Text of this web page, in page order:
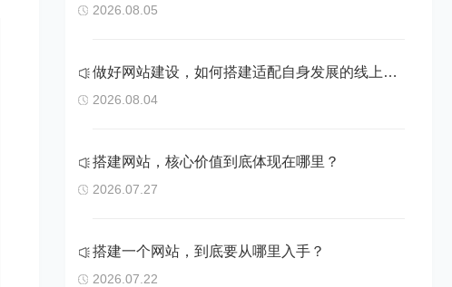
2026.08.05
做好网站建设，如何搭建适配自身发展的线上阵地
2026.08.04
搭建网站，核心价值到底体现在哪里？
2026.07.27
搭建一个网站，到底要从哪里入手？
2026.07.22